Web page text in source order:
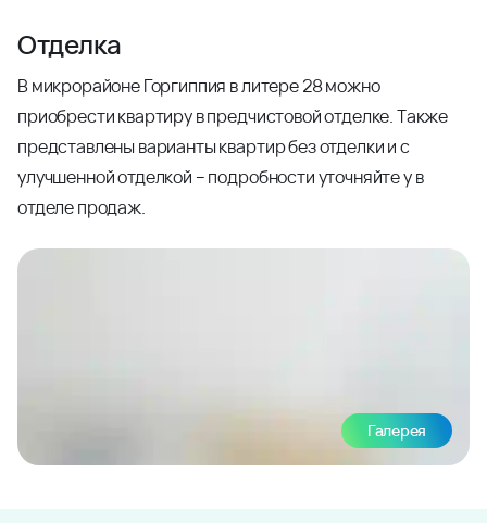
Отделка
В микрорайоне Горгиппия в литере 28 можно
приобрести квартиру в предчистовой отделке. Также
представлены варианты квартир без отделки и с
улучшенной отделкой – подробности уточняйте у в
отделе продаж.
Галерея